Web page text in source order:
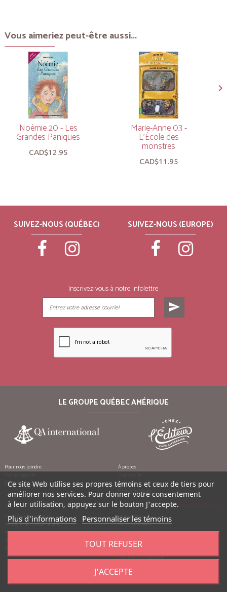
Vous aimeriez peut-être aussi...
Noémie 20 - Les
Grandes Paniques
CAD$12.95
Marie-Anne 03 -
L’École des
monstres
CAD$11.95
SUIVEZ-NOUS (QUÉBEC) SUIVEZ-NOUS (EUROPE)
Inscrivez-vous à notre infolettre
send
LE GROUPE QUÉBEC AMÉRIQUE
Pour nous joindre
Emplois
À propos
Crédits
Remerciements
Conditions d’utilisation
Politique de confidentialité
Politique contre le harcèlement
Mon compte
Mes commandes
Mes notes de crédit
Mes adresses
Mes informations personnelles
Mes bons de réduction
Ce site Web utilise ses propres témoins et ceux de tiers pour
améliorer nos services. Pour donner votre consentement
à leur utilisation, appuyez sur le bouton J'accepte.
Plus d'informations Personnaliser les témoins
TOUT REFUSER
J'ACCEPTE
Québec Amérique, tous droits réservés